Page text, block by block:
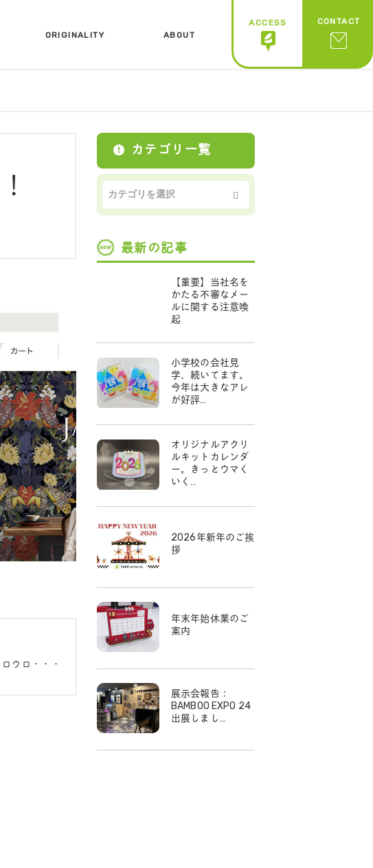
ORIGINALITY
ABOUT
ACCESS CONTACT
ウロ・・・
カテゴリ一覧
最新の記事
【重要】当社名を
かたる不審なメー
ルに関する注意喚
起
小学校の会社見
学、続いてます。
今年は大きなアレ
が好評…
オリジナルアクリ
ルキットカレンダ
ー。きっとウマく
いく…
2026年新年のご挨
拶
年末年始休業のご
案内
展示会報告：
BAMBOO EXPO 24
出展しまし…